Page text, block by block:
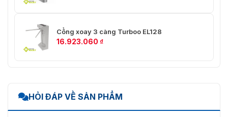
Cổng xoay 3 càng Turboo EL128
16.923.060 ₫
HỎI ĐÁP VỀ SẢN PHẨM